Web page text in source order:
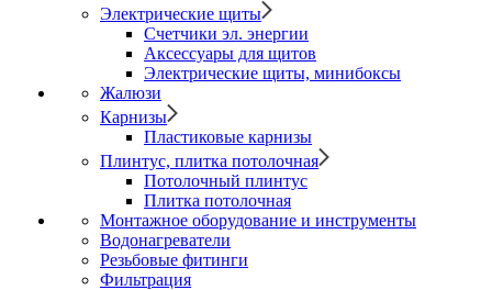
Электрические щиты
Счетчики эл. энергии
Аксессуары для щитов
Электрические щиты, минибоксы
Жалюзи
Карнизы
Пластиковые карнизы
Плинтус, плитка потолочная
Потолочный плинтус
Плитка потолочная
Монтажное оборудование и инструменты
Водонагреватели
Резьбовые фитинги
Фильтрация